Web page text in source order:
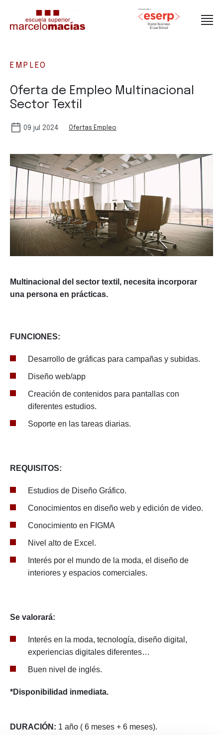
EMPLEO
Oferta de Empleo Multinacional
Sector Textil
09 jul 2024 Ofertas Empleo
Multinacional del sector textil, necesita incorporar
una persona en prácticas.
FUNCIONES:
Desarrollo de gráficas para campañas y subidas.
Diseño web/app
Creación de contenidos para pantallas con
diferentes estudios.
Soporte en las tareas diarias.
REQUISITOS:
Estudios de Diseño Gráfico.
Conocimientos en diseño web y edición de video.
Conocimiento en FIGMA
Nivel alto de Excel.
Interés por el mundo de la moda, el diseño de
interiores y espacios comerciales.
Se valorará:
Interés en la moda, tecnología, diseño digital,
experiencias digitales diferentes…
Buen nivel de inglés.
*Disponibilidad inmediata.
DURACIÓN: 1 año ( 6 meses + 6 meses).